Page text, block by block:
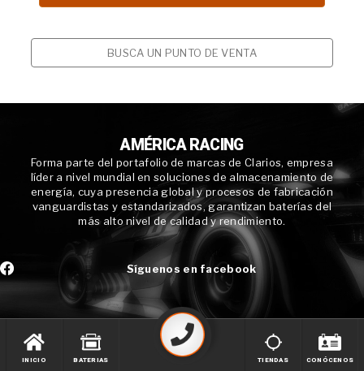
BUSCA UN PUNTO DE VENTA
AMÉRICA RACING
Forma parte del portafolio de marcas de Clarios, empresa
líder a nivel mundial en soluciones de almacenamiento de
energía, cuya presencia global y procesos de fabricación
vanguardistas y estandarizados, garantizan baterías del
más alto nivel de calidad y rendimiento.
Síguenos en facebook
INICIO BATERIAS TIENDAS CONÓCENOS